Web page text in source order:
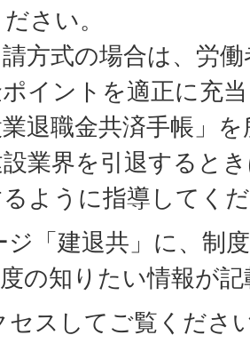
さい。
方式の場合は、労
イントを適正に充
業退職金共済手帳」
業界を引退すると
ように指導してく
ジ「建退共」に、制
の知りたい情報が
セスしてご覧くださ